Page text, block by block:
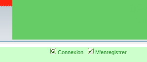
Connexion M'enregistrer